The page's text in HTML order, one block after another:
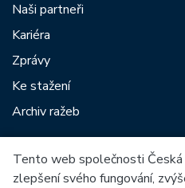
Naši partneři
Kariéra
Zprávy
Ke stažení
Archiv ražeb
Mezi naše partnery patří:
Tento web společnosti Česká
zlepšení svého fungování,